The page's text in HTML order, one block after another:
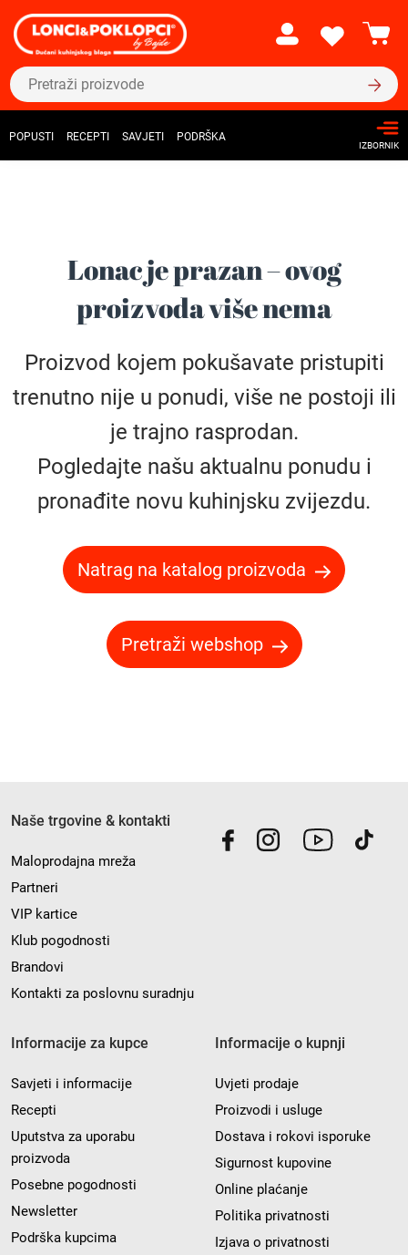
POPUSTI RECEPTI SAVJETI PODRŠKA
IZBORNIK
Lonac je prazan – ovog
proizvoda više nema
Proizvod kojem pokušavate pristupiti
trenutno nije u ponudi, više ne postoji ili
je trajno rasprodan.
Pogledajte našu aktualnu ponudu i
pronađite novu kuhinjsku zvijezdu.
Natrag na katalog proizvoda
Pretraži webshop
Naše trgovine & kontakti
Maloprodajna mreža
Partneri
VIP kartice
Klub pogodnosti
Brandovi
Kontakti za poslovnu suradnju
Informacije za kupce
Savjeti i informacije
Recepti
Uputstva za uporabu
proizvoda
Posebne pogodnosti
Newsletter
Podrška kupcima
Informacije o kupnji
Uvjeti prodaje
Proizvodi i usluge
Dostava i rokovi isporuke
Sigurnost kupovine
Online plaćanje
Politika privatnosti
Izjava o privatnosti